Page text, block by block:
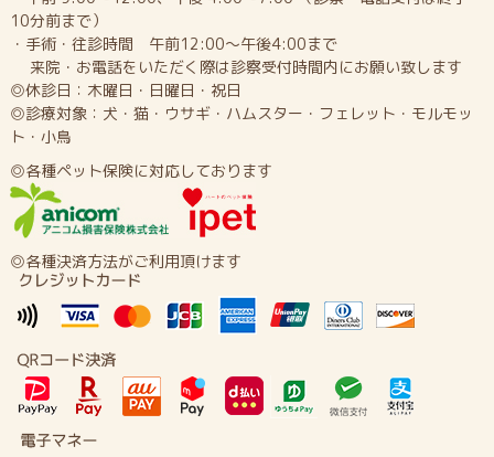
10分前まで）
・手術・往診時間 午前12:00～午後4:00まで
来院・お電話をいただく際は診察受付時間内にお願い致します
◎休診日：木曜日・日曜日・祝日
◎診療対象：犬・猫・ウサギ・ハムスター・フェレット・モルモッ
ト・小鳥
◎各種ペット保険に対応しております
◎各種決済方法がご利用頂けます